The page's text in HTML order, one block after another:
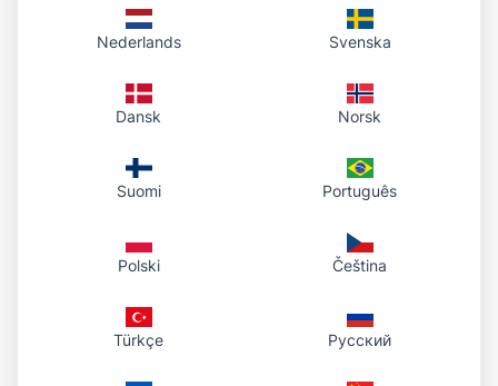
Mỗi PDF đã tải hiển thị trong cùng danh sách
bảng điều khiển để xem lại nội dung đã chia sẻ.
qua HTTPS và nằm trong thư viện.
mở trong trình duyệt hoặc tải PDF gốc.
Cùng một URL vẫn hoạt động khi tệp còn tồn tại;
còn phục vụ tệp đó.
Nederlands Svenska
Dansk Norsk
Suomi Português
Polski Čeština
Türkçe Русский